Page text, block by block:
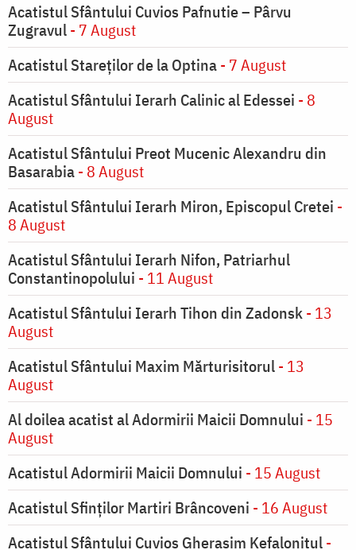
Acatistul Sfântului Cuvios Pafnutie – Pârvu
Zugravul- 7 August
Acatistul Stareţilor de la Optina- 7 August
Acatistul Sfântului Ierarh Calinic al Edessei - 8
August
Acatistul Sfântului Preot Mucenic Alexandru din
Basarabia- 8 August
Acatistul Sfântului Ierarh Miron, Episcopul Cretei -
8 August
Acatistul Sfântului Ierarh Nifon, Patriarhul
Constantinopolului - 11 August
Acatistul Sfântului Ierarh Tihon din Zadonsk- 13
August
Acatistul Sfântului Maxim Mărturisitorul- 13
August
Al doilea acatist al Adormirii Maicii Domnului - 15
August
Acatistul Adormirii Maicii Domnului - 15 August
Acatistul Sfinților Martiri Brâncoveni - 16 August
Acatistul Sfântului Cuvios Gherasim Kefalonitul-